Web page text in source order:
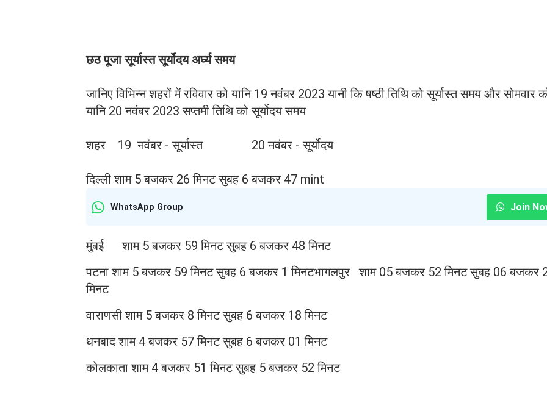
छठ पूजा सूर्यास्‍त सूर्योदय अर्घ्‍य समय
जानिए विभिन्‍न शहरों में रविवार को यानि 19 नवंबर 2023 यानी कि षष्‍ठी तिथि को सूर्यास्‍त समय और सोमवार
यानि 20 नवंबर 2023 सप्‍तमी तिथि को सूर्योदय समय
शहर 19 नवंबर - सूर्यास्त 20 नवंबर - सूर्योदय
दिल्ली शाम 5 बजकर 26 मिनट सुबह 6 बजकर 47 mint
WhatsApp Group Join
मुंबई शाम 5 बजकर 59 मिनट सुबह 6 बजकर 48 मिनट
पटना शाम 5 बजकर 59 मिनट सुबह 6 बजकर 1 मिनटभागलपुर शाम 05 बजकर 52 मिनट सुबह 06 बजकर
मिनट
वाराणसी शाम 5 बजकर 8 मिनट सुबह 6 बजकर 18 मिनट
धनबाद शाम 4 बजकर 57 मिनट सुबह 6 बजकर 01 मिनट
कोलकाता शाम 4 बजकर 51 मिनट सुबह 5 बजकर 52 मिनट